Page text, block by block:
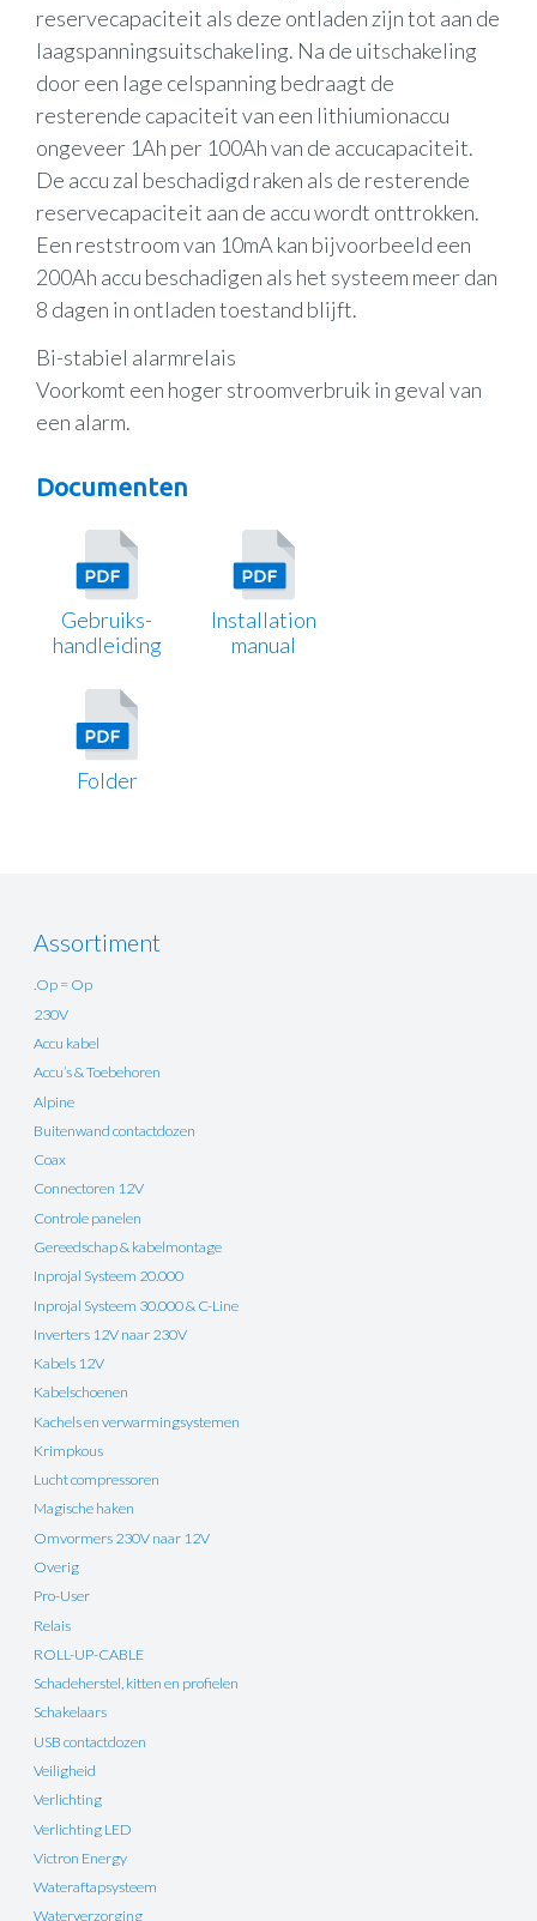
reservecapaciteit als deze ontladen zijn tot aan de
laagspanningsuitschakeling. Na de uitschakeling
door een lage celspanning bedraagt de
resterende capaciteit van een lithiumionaccu
ongeveer 1Ah per 100Ah van de accucapaciteit.
De accu zal beschadigd raken als de resterende
reservecapaciteit aan de accu wordt onttrokken.
Een reststroom van 10mA kan bijvoorbeeld een
200Ah accu beschadigen als het systeem meer dan
8 dagen in ontladen toestand blijft.
Bi-stabiel alarmrelais
Voorkomt een hoger stroomverbruik in geval van
een alarm.
Documenten
Gebruiks-
handleiding
Installation
manual
Folder
Assortiment
.Op = Op
230V
Accu kabel
Accu’s & Toebehoren
Alpine
Buitenwand contactdozen
Coax
Connectoren 12V
Controle panelen
Gereedschap & kabelmontage
Inprojal Systeem 20.000
Inprojal Systeem 30.000 & C-Line
Inverters 12V naar 230V
Kabels 12V
Kabelschoenen
Kachels en verwarmingsystemen
Krimpkous
Lucht compressoren
Magische haken
Omvormers 230V naar 12V
Overig
Pro-User
Relais
ROLL-UP-CABLE
Schadeherstel, kitten en profielen
Schakelaars
USB contactdozen
Veiligheid
Verlichting
Verlichting LED
Victron Energy
Wateraftapsysteem
Waterverzorging